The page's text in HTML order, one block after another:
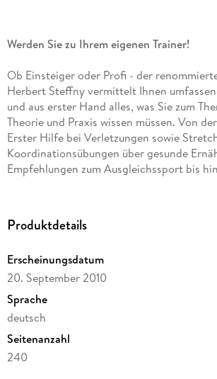
Werden Sie zu Ihrem eigenen Trainer!
Ob Einsteiger oder Profi - der
Herbert Steffny vermittelt Ihnen
und aus erster Hand alles, was Sie zum
Theorie und Praxis wissen müssen. Von
Erster Hilfe bei Verletzungen sowie
Koordinationsübungen über gesunde
Empfehlungen zum Ausgleichssport bis
von Hobbyläufern und Spitzenathleten
Fundiertes Laufwissen und Insider-Know-
nur für Steffny-Fans!
Produktdetails
Erscheinungsdatum
20. September 2010
Sprache
deutsch
Seitenanzahl
240